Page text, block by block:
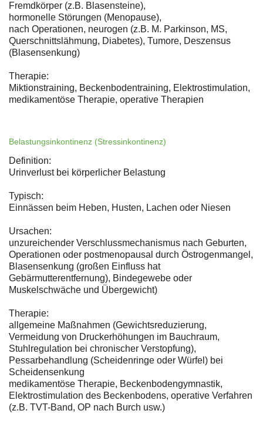
Fremdkörper (z.B. Blasensteine),
hormonelle Störungen (Menopause),
nach Operationen, neurogen (z.B. M. Parkinson, MS,
Querschnittslähmung, Diabetes), Tumore, Deszensus
(Blasensenkung)
Therapie:
Miktionstraining, Beckenbodentraining, Elektrostimulation,
medikamentöse Therapie, operative Therapien
Belastungsinkontinenz (Stressinkontinenz)
Definition:
Urinverlust bei körperlicher Belastung
Typisch:
Einnässen beim Heben, Husten, Lachen oder Niesen
Ursachen:
unzureichender Verschlussmechanismus nach Geburten,
Operationen oder postmenopausal durch Östrogenmangel,
Blasensenkung (großen Einfluss hat
Gebärmutterentfernung), Bindegewebe oder
Muskelschwäche und Übergewicht)
Therapie:
allgemeine Maßnahmen (Gewichtsreduzierung,
Vermeidung von Druckerhöhungen im Bauchraum,
Stuhlregulation bei chronischer Verstopfung),
Pessarbehandlung (Scheidenringe oder Würfel) bei
Scheidensenkung
medikamentöse Therapie, Beckenbodengymnastik,
Elektrostimulation des Beckenbodens, operative Verfahren
(z.B. TVT-Band, OP nach Burch usw.)